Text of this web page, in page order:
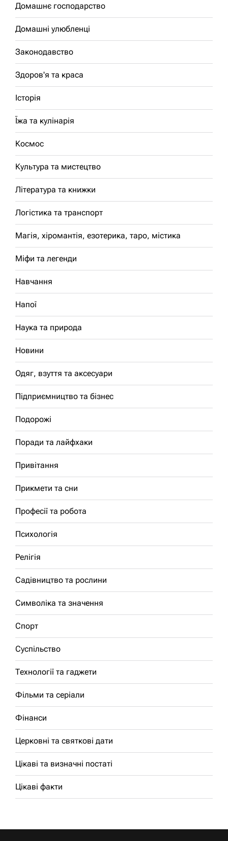
Домашнє господарство
Домашні улюбленці
Законодавство
Здоров'я та краса
Історія
Їжа та кулінарія
Космос
Культура та мистецтво
Література та книжки
Логістика та транспорт
Магія, хіромантія, езотерика, таро, містика
Міфи та легенди
Навчання
Напої
Наука та природа
Новини
Одяг, взуття та аксесуари
Підприємництво та бізнес
Подорожі
Поради та лайфхаки
Привітання
Прикмети та сни
Професії та робота
Психологія
Релігія
Садівництво та рослини
Символіка та значення
Спорт
Суспільство
Технології та гаджети
Фільми та серіали
Фінанси
Церковні та святкові дати
Цікаві та визначні постаті
Цікаві факти